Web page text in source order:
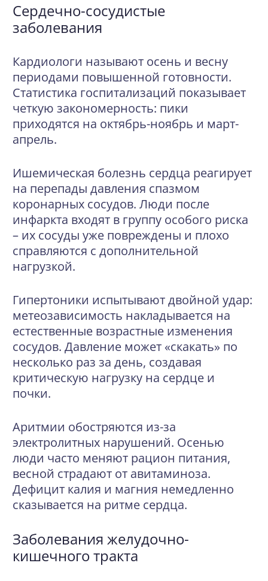
Сердечно-сосудистые
заболевания
Кардиологи называют осень и весну
периодами повышенной готовности.
Статистика госпитализаций показывает
четкую закономерность: пики
приходятся на октябрь-ноябрь и март-
апрель.
Ишемическая болезнь сердца реагирует
на перепады давления спазмом
коронарных сосудов. Люди после
инфаркта входят в группу особого риска
– их сосуды уже повреждены и плохо
справляются с дополнительной
нагрузкой.
Гипертоники испытывают двойной удар:
метеозависимость накладывается на
естественные возрастные изменения
сосудов. Давление может «скакать» по
несколько раз за день, создавая
критическую нагрузку на сердце и
почки.
Аритмии обостряются из-за
электролитных нарушений. Осенью
люди часто меняют рацион питания,
весной страдают от авитаминоза.
Дефицит калия и магния немедленно
сказывается на ритме сердца.
Заболевания желудочно-
кишечного тракта